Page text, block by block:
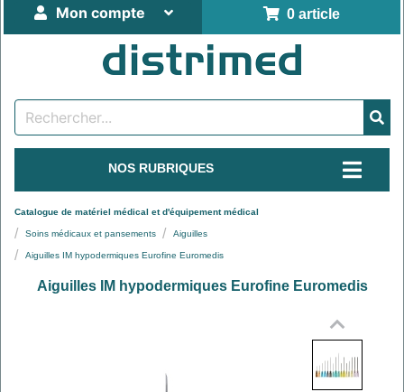
0 article
Mon compte
NOS RUBRIQUES
Catalogue de matériel médical et d'équipement médical
Soins médicaux et pansements Aiguilles
Aiguilles IM hypodermiques Eurofine Euromedis
Aiguilles IM hypodermiques Eurofine Euromedis